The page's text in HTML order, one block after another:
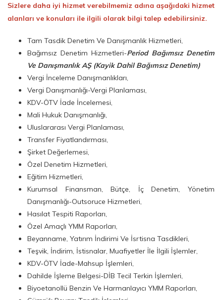
Sizlere daha iyi hizmet verebilmemiz adına aşağıdaki hizmet
alanları ve konuları ile ilgili olarak bilgi talep edebilirsiniz.
Tam Tasdik Denetim Ve Danışmanlık Hizmetleri,
Bağımsız Denetim Hizmetleri-Period Bağımsız Denetim
Ve Danışmanlık AŞ (Kayik Dahil Bağımsız Denetim)
Vergi İnceleme Danışmanlıkları,
Vergi Danışmanlığı-Vergi Planlaması,
KDV-ÖTV İade İncelemesi,
Mali Hukuk Danışmanlığı,
Uluslararası Vergi Planlaması,
Transfer Fiyatlandırması,
Şirket Değerlemesi,
Özel Denetim Hizmetleri,
Eğitim Hizmetleri,
Kurumsal Finansman, Bütçe, İç Denetim, Yönetim
Danışmanlığı-Outsoruce Hizmetleri,
Hasılat Tespiti Raporları,
Özel Amaçlı YMM Raporları,
Beyanname, Yatırım İndirimi Ve İsrtisna Tasdikleri,
Teşvik, İndirim, İstisnalar, Muafiyetler İle İlgili İşlemler,
KDV-ÖTV İade-Mahsup İşlemleri,
Dahilde İşleme Belgesi-DİB Tecil Terkin İşlemleri,
Biyoetanollü Benzin Ve Harmanlayıcı YMM Raporları,